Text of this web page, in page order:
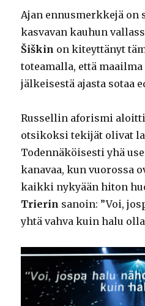
Ajan ennusmerkkejä on
kasvavan kauhun
Šiškin on kiteyttänyt
toteamalla, että
jälkeisestä ajasta sotaa
Russellin aforismi
otsikoksi tekijät olivat
Todennäköisesti yhä
kanavaa, kun vuorossa
kaikki nykyään hiton
Trierin sanoin: ”Voi,
yhtä vahva kuin halu